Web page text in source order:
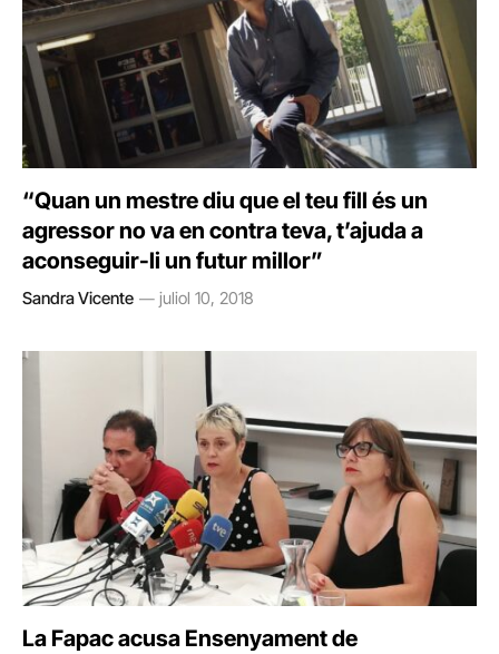
“Quan un mestre diu que el teu fill és un
agressor no va en contra teva, t’ajuda a
aconseguir-li un futur millor”
Sandra Vicente juliol 10, 2018
La Fapac acusa Ensenyament de